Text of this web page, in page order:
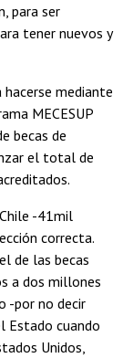
para ser
tener nuevos y
mediante
MECESUP
becas de
el total de
-41mil
correcta.
de las becas
a dos millones
-por no decir
Estado cuando
Unidos,